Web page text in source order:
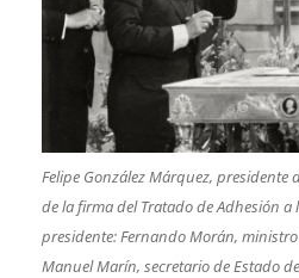
Felipe González Márquez, presidente
de la firma del Tratado de Adhesión a
presidente: Fernando Morán,
Manuel Marín, secretario de Estado